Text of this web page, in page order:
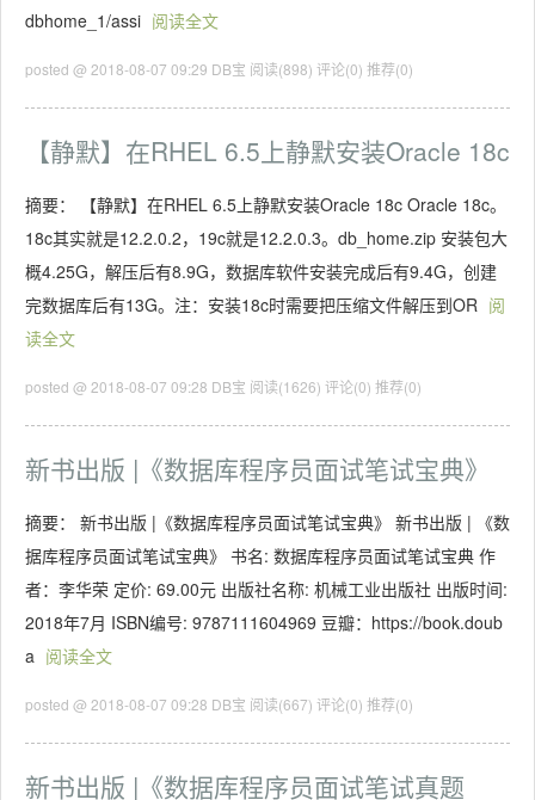
dbhome_1/assi 阅读全文
posted @ 2018-08-07 09:29 DB宝 阅读(898) 评论(0) 推荐(0)
【静默】在RHEL 6.5上静默安装Oracle 18c
摘要： 【静默】在RHEL 6.5上静默安装Oracle 18c Oracle 18c。
18c其实就是12.2.0.2，19c就是12.2.0.3。db_home.zip 安装包大
概4.25G，解压后有8.9G，数据库软件安装完成后有9.4G，创建
完数据库后有13G。注：安装18c时需要把压缩文件解压到OR 阅
读全文
posted @ 2018-08-07 09:28 DB宝 阅读(1626) 评论(0) 推荐(0)
新书出版 |《数据库程序员面试笔试宝典》
摘要： 新书出版 |《数据库程序员面试笔试宝典》 新书出版 | 《数
据库程序员面试笔试宝典》 书名: 数据库程序员面试笔试宝典 作
者：李华荣 定价: 69.00元 出版社名称: 机械工业出版社 出版时间:
2018年7月 ISBN编号: 9787111604969 豆瓣：https://book.doub
a 阅读全文
posted @ 2018-08-07 09:28 DB宝 阅读(667) 评论(0) 推荐(0)
新书出版 |《数据库程序员面试笔试真题